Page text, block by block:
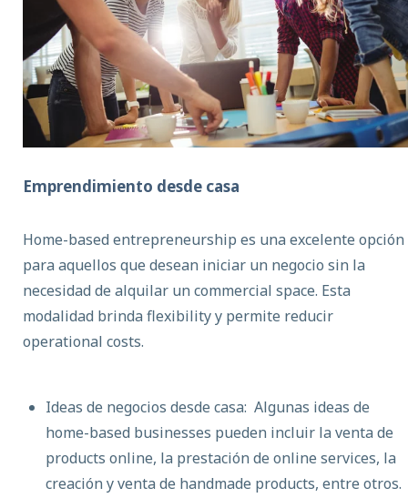
Emprendimiento desde casa
Home-based entrepreneurship es una excelente opción
para aquellos que desean iniciar un negocio sin la
necesidad de alquilar un commercial space. Esta
modalidad brinda flexibility y permite reducir
operational costs.
Ideas de negocios desde casa: Algunas ideas de
home-based businesses pueden incluir la venta de
products online, la prestación de online services, la
creación y venta de handmade products, entre otros.